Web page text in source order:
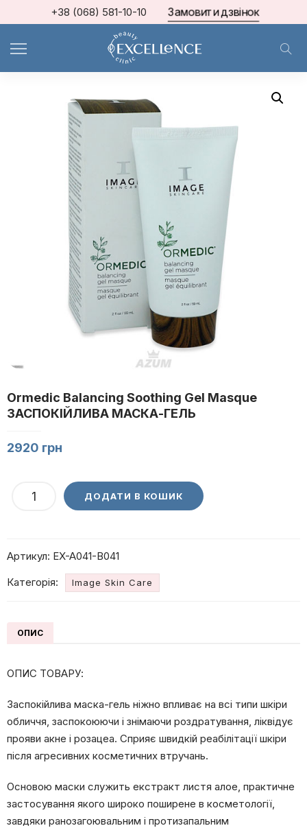
+38 (068) 581-10-10 Замовити дзвінок
Ormedic Balancing Soothing Gel Masque ЗАСПОКІЙЛИВА МАСКА-ГЕЛЬ
Ormedic Balancing Soothing Gel Masque
ЗАСПОКІЙЛИВА МАСКА-ГЕЛЬ
2920 грн
Ormedic
Masque
ЗАСПОКІЙЛИВА
МАСКА-
кількість
ДОДАТИ В КОШИК
Артикул: EX-A041-B041
Категорія:
Image Skin Care
ОПИС
ОПИС ТОВАРУ:
Заспокійлива маска-гель ніжно впливає на всі типи шкіри
обличчя, заспокоюючи і знімаючи роздратування, ліквідує
прояви акне і розацеа. Сприяє швидкій реабілітації шкіри
після агресивних косметичних втручань.
Основою маски служить екстракт листя алое, практичне
застосування якого широко поширене в косметології,
завдяки ранозагоювальним і протизапальним